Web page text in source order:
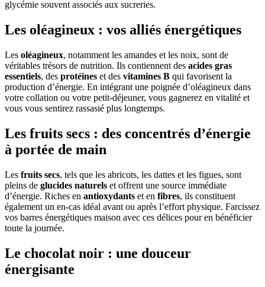
glycémie souvent associés aux sucreries.
Les oléagineux : vos alliés énergétiques
Les oléagineux, notamment les amandes et les noix, sont de
véritables trésors de nutrition. Ils contiennent des acides gras
essentiels, des protéines et des vitamines B qui favorisent la
production d’énergie. En intégrant une poignée d’oléagineux dans
votre collation ou votre petit-déjeuner, vous gagnerez en vitalité et
vous vous sentirez rassasié plus longtemps.
Les fruits secs : des concentrés d’énergie
à portée de main
Les fruits secs, tels que les abricots, les dattes et les figues, sont
pleins de glucides naturels et offrent une source immédiate
d’énergie. Riches en antioxydants et en fibres, ils constituent
également un en-cas idéal avant ou après l’effort physique. Farcissez
vos barres énergétiques maison avec ces délices pour en bénéficier
toute la journée.
Le chocolat noir : une douceur
énergisante